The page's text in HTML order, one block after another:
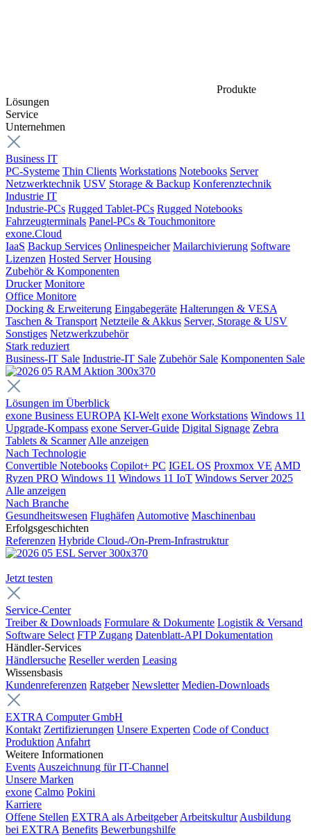
Produkte
Lösungen
Service
Unternehmen
Business IT
PC-Systeme Thin Clients Workstations Notebooks Server
Netzwerktechnik USV Storage & Backup Konferenztechnik
Industrie IT
Industrie-PCs Rugged Tablet-PCs Rugged Notebooks
Fahrzeugterminals Panel-PCs & Touchmonitore
exone.Cloud
IaaS Backup Services Onlinespeicher Mailarchivierung Software
Lizenzen Hosted Server Housing
Zubehör & Komponenten
Drucker Monitore
Office Monitore
Docking & Erweiterung Eingabegeräte Halterungen & VESA
Taschen & Transport Netzteile & Akkus Server, Storage & USV
Sonstiges Netzwerkzubehör
Stark reduziert
Business-IT Sale Industrie-IT Sale Zubehör Sale Komponenten Sale
Lösungen im Überblick
exone Business EUROPA KI-Welt exone Workstations Windows 11
Upgrade-Kompass exone Server-Guide Digital Signage Zebra
Tablets & Scanner Alle anzeigen
Nach Technologie
Convertible Notebooks Copilot+ PC IGEL OS Proxmox VE AMD
Ryzen PRO Windows 11 Windows 11 IoT Windows Server 2025
Alle anzeigen
Nach Branche
Gesundheitswesen Flughäfen Automotive Maschinenbau
Erfolgsgeschichten
Referenzen Hybride Cloud-/On-Prem-Infrastruktur
Jetzt testen
Service-Center
Treiber & Downloads Formulare & Dokumente Logistik & Versand
Software Select FTP Zugang Datenblatt-API Dokumentation
Händler-Services
Händlersuche Reseller werden Leasing
Wissensbasis
Kundenreferenzen Ratgeber Newsletter Medien-Downloads
EXTRA Computer GmbH
Kontakt Zertifizierungen Unsere Experten Code of Conduct
Produktion Anfahrt
Weitere Informationen
Events Auszeichnung für IT-Channel
Unsere Marken
exone Calmo Pokini
Karriere
Offene Stellen EXTRA als Arbeitgeber Arbeitskultur Ausbildung
bei EXTRA Benefits Bewerbungshilfe